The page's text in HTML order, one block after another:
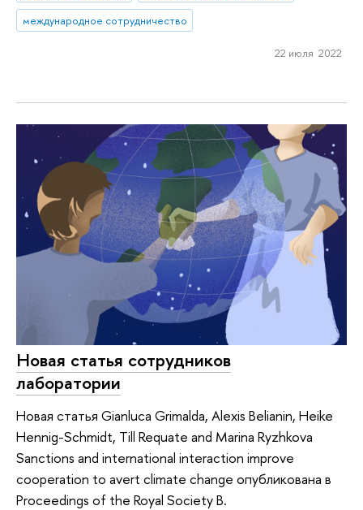
международное сотрудничество
22 июля 2022
Новая статья сотрудников
лаборатории
Новая статья Gianluca Grimalda, Alexis Belianin, Heike
Hennig-Schmidt, Till Requate and Marina Ryzhkova
Sanctions and international interaction improve
cooperation to avert climate change опубликована в
Proceedings of the Royal Society B.